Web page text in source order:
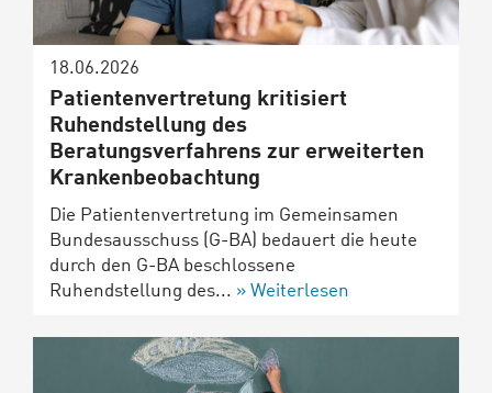
18.06.2026
Patientenvertretung kritisiert
Ruhendstellung des
Beratungsverfahrens zur erweiterten
Krankenbeobachtung
Die Patientenvertretung im Gemeinsamen
Bundesausschuss (G-BA) bedauert die heute
durch den G-BA beschlossene
Ruhendstellung des...
Weiterlesen